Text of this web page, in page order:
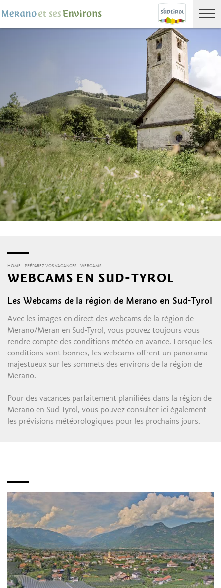
HOME PRÉPAREZ VOS VACANCES WEBCAMS
WEBCAMS EN SUD-TYROL
Les Webcams de la région de Merano en Sud-Tyrol
Avec les images en direct des webcams de la région de
Merano/Meran en Sud-Tyrol, vous pouvez toujours vous
rendre compte des conditions météo en avance. Lorsque les
conditions sont bonnes, les webcams offrent un panorama
majestueux sur les sommets des environs de la région de
Merano.
Pour des vacances parfaitement planifiées dans la région de
Merano en Sud-Tyrol, vous pouvez consulter ici également
les prévisions météorologiques pour les prochains jours.